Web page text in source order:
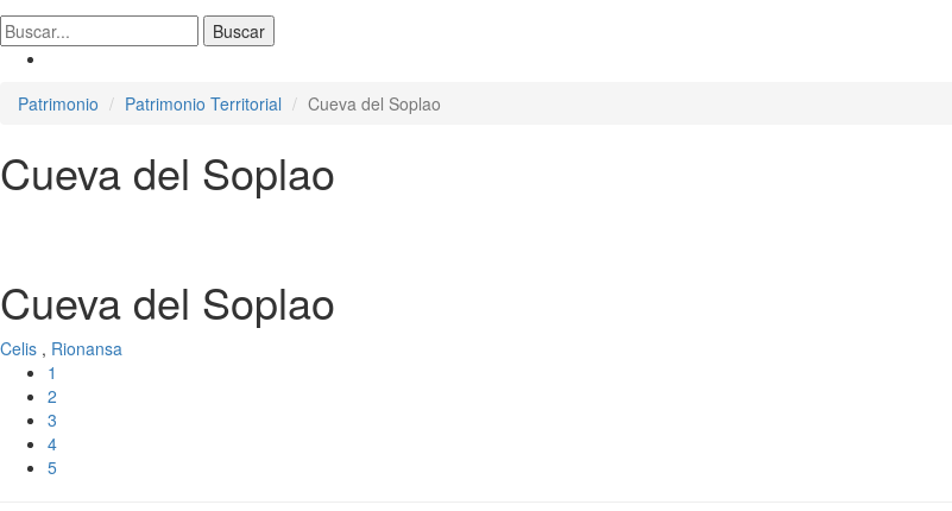
Patrimonio Patrimonio Territorial Cueva del Soplao
Cueva del Soplao
Cueva del Soplao
Celis , Rionansa
1
2
3
4
5